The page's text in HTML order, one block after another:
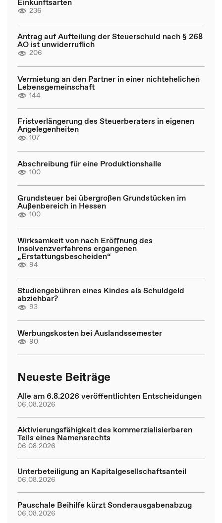
236
Antrag auf Aufteilung der Steuerschuld nach § 268
AO ist unwiderruflich
206
Vermietung an den Partner in einer nichtehelichen
Lebensgemeinschaft
144
Fristverlängerung des Steuerberaters in eigenen
Angelegenheiten
107
Abschreibung für eine Produktionshalle
100
Grundsteuer bei übergroßen Grundstücken im
Außenbereich in Hessen
100
Wirksamkeit von nach Eröffnung des
Insolvenzverfahrens ergangenen
„Erstattungsbescheiden“
94
Studiengebühren eines Kindes als Schuldgeld
abziehbar?
93
Werbungskosten bei Auslandssemester
90
Neueste Beiträge
Alle am 6.8.2026 veröffentlichten Entscheidungen
06.08.2026
Aktivierungsfähigkeit des kommerzialisierbaren
Teils eines Namensrechts
06.08.2026
Unterbeteiligung an Kapitalgesellschaftsanteil
06.08.2026
Pauschale Beihilfe kürzt Sonderausgabenabzug
06.08.2026